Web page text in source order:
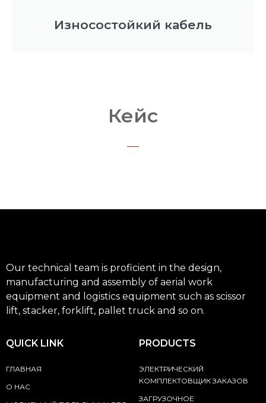
Износостойкий кабель
Кейс
Our technical team is proficient in the design,
manufacturing and assembly of aerial work
equipment and logistics equipment such as scissor
lift, stacker, forklift, pallet truck and so on.
QUICK LINK
ГЛАВНАЯ
О НАС
PRODUCTS
ЭЛЕКТРИЧЕСКИЙ
КОМПЛЕКТОВЩИК ЗАКАЗОВ
ЗАГРУЗОЧНОЕ